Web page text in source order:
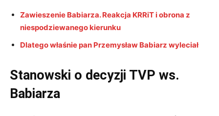
Zawieszenie Babiarza. Reakcja KRRiT i obrona z
niespodziewanego kierunku
Dlatego właśnie pan Przemysław Babiarz wyleciał
Stanowski o decyzji TVP ws.
Babiarza